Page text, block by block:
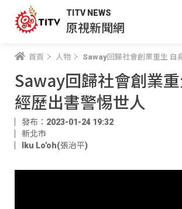
TITV NEWS
原視新聞網
首頁 人物 Saway回歸社會創業重生 自
Saway回歸社會創業
經歷出書警惕世人
發布：2023-01-24 19:32
新北市
Iku Lo'oh(張治平)